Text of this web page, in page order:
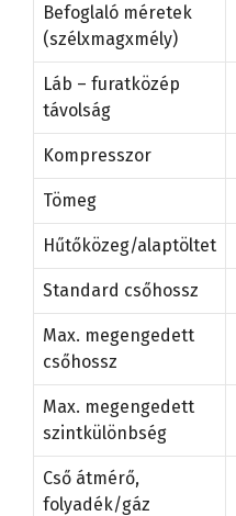
Befoglaló méretek
(szélxmagxmély)
Láb – furatközép
távolság
Kompresszor
Tömeg
Hűtőközeg/alaptöltet
Standard csőhossz
Max. megengedett
csőhossz
Max. megengedett
szintkülönbség
Cső átmérő,
folyadék/gáz